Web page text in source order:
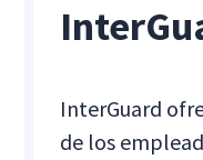
InterGuard
de los